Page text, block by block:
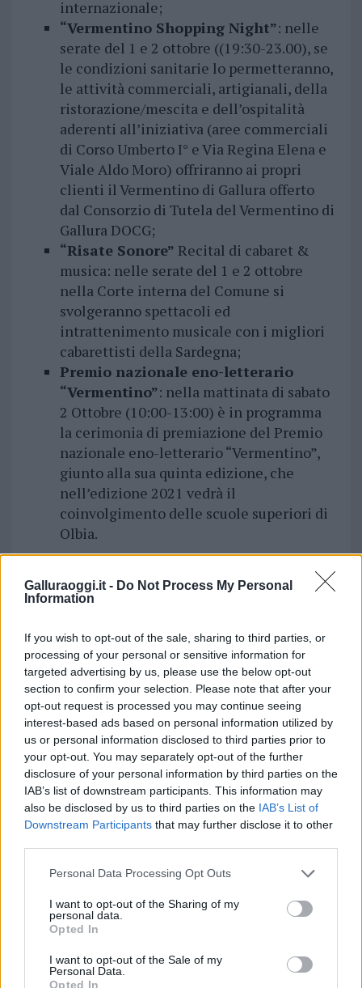
Galluraoggi.it - Do Not Process My Personal
Information
If you wish to opt-out of the sale, sharing to third parties, or
processing of your personal or sensitive information for
targeted advertising by us, please use the below opt-out
section to confirm your selection. Please note that after your
opt-out request is processed you may continue seeing
interest-based ads based on personal information utilized by
us or personal information disclosed to third parties prior to
your opt-out. You may separately opt-out of the further
disclosure of your personal information by third parties on the
IAB’s list of downstream participants. This information may
also be disclosed by us to third parties on the IAB’s List of
Downstream Participants that may further disclose it to other
Please note that this website/app uses one or more Google
not limited to your visit or usage behaviour. You may click to
grant or deny consent to Google and its third-party tags to
use your data for below specified purposes in below Google
consent section.
Personal Data Processing Opt Outs
I want to opt-out of the Sharing of my
personal data.
Opted In
I want to opt-out of the Sale of my
Personal Data.
Opted In
internazionale;
“Vermentino Shopping Night”: nelle
serate del 1 e 2 ottobre ((19:30-23.00), se
le condizioni sanitarie lo permetteranno,
le attività commerciali, artigianali, della
ristorazione/mescita e dell’ospitalità
aderenti all’iniziativa (aree commerciali
di Corso Umberto I° e Via Regina Elena e
Viale Aldo Moro) offriranno ai propri
clienti il Vermentino di Gallura offerto
dal Consorzio di Tutela del Vermentino di
Gallura DOCG;
“Risate Sonore” Recital di cabaret &
musica: nelle serate del 1 e 2 ottobre
nella Corte interna del Comune si
svolgeranno spettacoli ed
intrattenimento musicale con i migliori
cabarettisti della Sardegna;
Premio nazionale eno-letterario
“Vermentino”: nella mattinata di sabato
2 Ottobre (10:00-13:00) è in programma
la cerimonia di premiazione del Premio
nazionale eno-letterario “Vermentino”,
giunto alla sua quinta edizione, che
nell’edizione 2021 vedrà il
coinvolgimento delle scuole superiori di
Olbia.